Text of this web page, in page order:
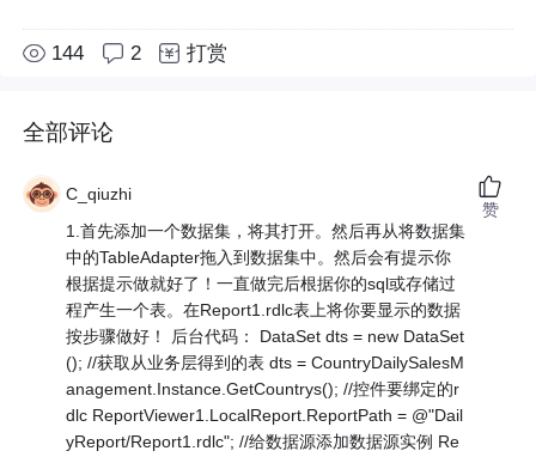
144 2 打赏
全部评论
C_qiuzhi
1.首先添加一个数据集，将其打开。然后再从将数据集
中的TableAdapter拖入到数据集中。然后会有提示你
根据提示做就好了！一直做完后根据你的sql或存储过
程产生一个表。在Report1.rdlc表上将你要显示的数据
按步骤做好！ 后台代码： DataSet dts = new DataSet
(); //获取从业务层得到的表 dts = CountryDailySalesM
anagement.Instance.GetCountrys(); //控件要绑定的r
dlc ReportViewer1.LocalReport.ReportPath = @"Dail
yReport/Report1.rdlc"; //给数据源添加数据源实例 Re
赞